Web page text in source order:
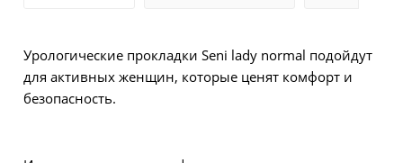
Урологические прокладки Seni lady normal подойдут
для активных женщин, которые ценят комфорт и
безопасность.